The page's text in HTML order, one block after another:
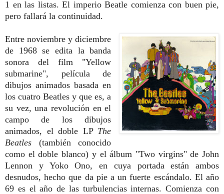
1 en las listas. El imperio Beatle comienza con buen pie,
pero fallará la continuidad.
Entre noviembre y diciembre
de 1968 se edita la banda
sonora del film "Yellow
submarine", película de
dibujos animados basada en
los cuatro Beatles y que es, a
su vez, una revolución en el
campo de los dibujos
animados, el doble LP The
Beatles (también conocido
como el doble blanco) y el álbum "Two virgins" de John
Lennon y Yoko Ono, en cuya portada están ambos
desnudos, hecho que da pie a un fuerte escándalo. El año
69 es el año de las turbulencias internas. Comienza con